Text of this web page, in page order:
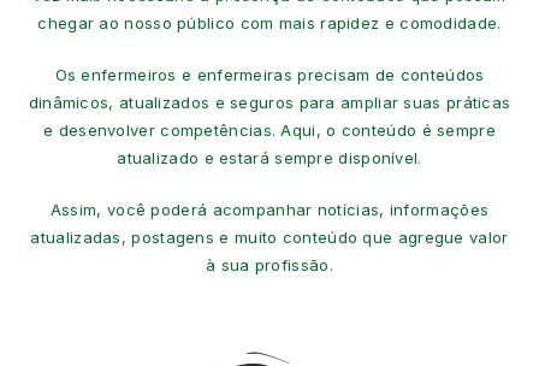
chegar ao nosso público com mais rapidez e comodidade.
Os enfermeiros e enfermeiras precisam de conteúdos
dinâmicos, atualizados e seguros para ampliar suas práticas
e desenvolver competências. Aqui, o conteúdo é sempre
atualizado e estará sempre disponível.
Assim, você poderá acompanhar notícias, informações
atualizadas, postagens e muito conteúdo que agregue valor
à sua profissão.